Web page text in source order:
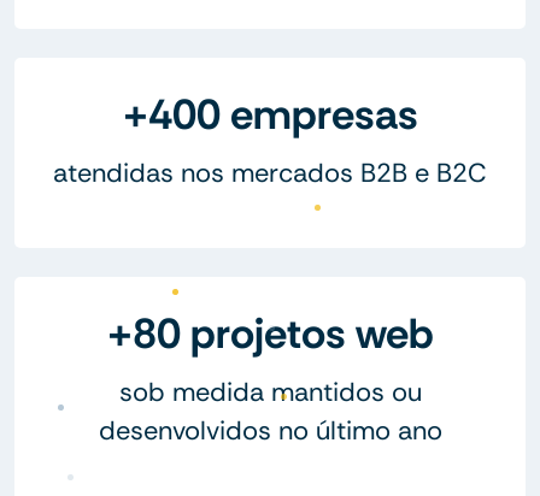
+400 empresas
atendidas nos mercados B2B e B2C
+80 projetos web
sob medida mantidos ou
desenvolvidos no último ano